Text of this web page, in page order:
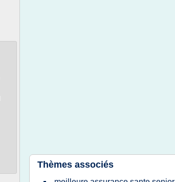
Thèmes associés